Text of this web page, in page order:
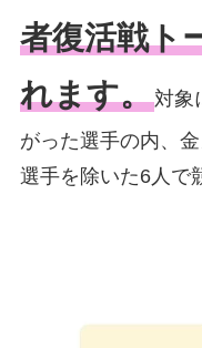
者復活戦ト
れます。対象
がった選手の内、
選手を除いた6人で